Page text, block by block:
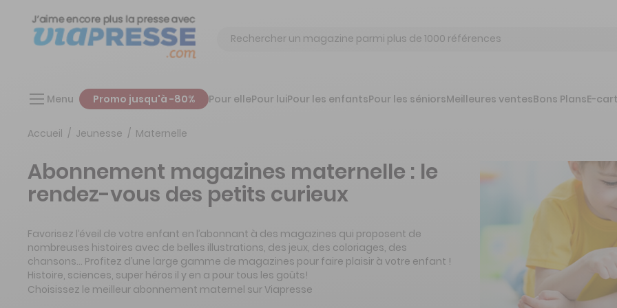
Chercher
Menu Promo jusqu'à -80% Pour ellePour luiPour les enfantsPour les séniorsMeilleures ventesBons PlansE-
Accueil Jeunesse Maternelle
Abonnement magazines maternelle : le
rendez-vous des petits curieux
Favorisez l’éveil de votre enfant en l’abonnant à des magazines qui proposent de
nombreuses histoires avec de belles illustrations, des jeux, des coloriages, des
chansons… Profitez d’une large gamme de magazines pour faire plaisir à votre enfant !
Histoire, sciences, super héros il y en a pour tous les goûts!
Choisissez le meilleur abonnement maternel sur Viapresse